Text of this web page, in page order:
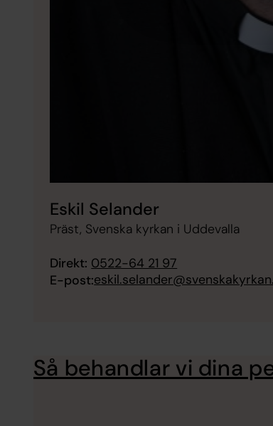
Eskil Selander
Präst, Svenska kyrkan i Uddevalla
Direkt: 0522-64 21 97
E-post:
Så behandlar vi dina